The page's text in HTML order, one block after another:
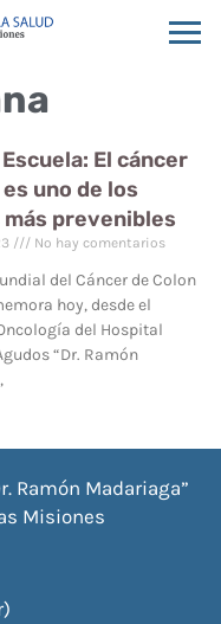
El cáncer
uno de los
prevenibles
No hay comentarios
del Cáncer de Colon
hoy, desde el
del Hospital
“Dr. Ramón
Ramón Madariaga”
Misiones